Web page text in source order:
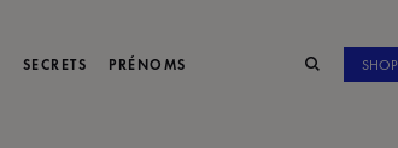
SECRETS PRÉNOMS SHOP